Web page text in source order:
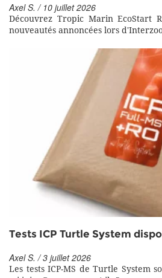
Axel S. / 10 juillet 2026
Découvrez Tropic Marin EcoStart
nouveautés annoncées lors
Tests ICP Turtle System
Axel S. / 3 juillet 2026
Les tests ICP-MS de Turtle System